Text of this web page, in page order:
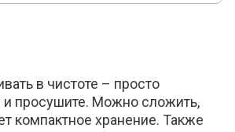
в чистоте – просто
и просушите. Можно сложить,
компактное хранение. Также